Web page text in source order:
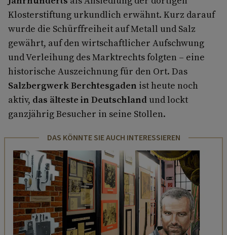
Klosterstiftung urkundlich erwähnt. Kurz darauf
wurde die Schürffreiheit auf Metall und Salz
gewährt, auf den wirtschaftlicher Aufschwung
und Verleihung des Marktrechts folgten – eine
historische Auszeichnung für den Ort. Das
Salzbergwerk Berchtesgaden ist heute noch
aktiv, das älteste in Deutschland und lockt
ganzjährig Besucher in seine Stollen.
DAS KÖNNTE SIE AUCH INTERESSIEREN